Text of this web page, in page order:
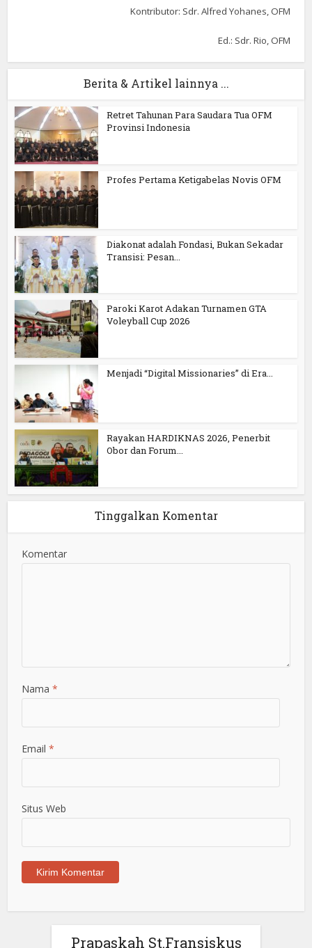
Kontributor: Sdr. Alfred Yohanes, OFM
Ed.: Sdr. Rio, OFM
Berita & Artikel lainnya ...
Retret Tahunan Para Saudara Tua OFM
Provinsi Indonesia
Profes Pertama Ketigabelas Novis OFM
Diakonat adalah Fondasi, Bukan Sekadar
Transisi: Pesan...
Paroki Karot Adakan Turnamen GTA
Voleyball Cup 2026
Menjadi “Digital Missionaries” di Era...
Rayakan HARDIKNAS 2026, Penerbit
Obor dan Forum...
Tinggalkan Komentar
Komentar
Nama*
Email*
Situs Web
Prapaskah St.Fransiskus